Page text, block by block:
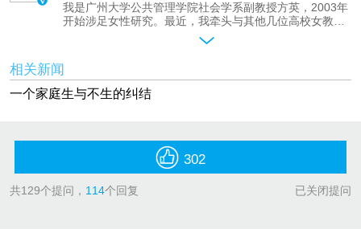
我是广州大学公共管理学院社会学系副教授方英，2003年
开始涉足女性研究。最近，我牵头与其他几位高校女教师
一起，撰写了《四十再当妈》，大家分享了高龄高知女性
对生二孩的纠结，以及生二孩给生活带来的变化。
现在全面放开二孩，“生还是不生”对于60、70、80后的家
庭是一个令人纠结的问题。虽然很多适龄夫妻有生育二孩
的意愿，但意愿和行动之间横亘着压力山大的育儿重担，
个体有哪些调适策略？男性可以怎样参与育儿任务分担？
相关新闻
一个家庭生与不生的纠结
302
共129个提问， 114个回复 已关闭提问